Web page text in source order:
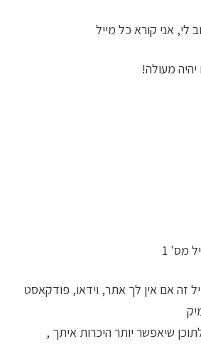
לי, אני קורא כל מייל
מעולה!
זה אם אין לך אתר, וידאו, פודקאסט
שיאפשר יותר היכרות איתך ,